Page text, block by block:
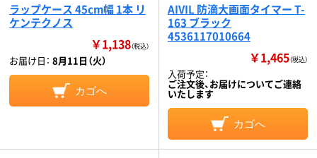
ラップケース 45cm幅 1本 リ
ケンテクノス
￥1,138（税込）
お届け日： 8月11日（火）
カゴへ
AIVIL 防滴大画面タイマー T-
163 ブラック
4536117010664
￥1,465（税込）
入荷予定：
ご注文後、お届けについてご連絡
いたします
カゴへ